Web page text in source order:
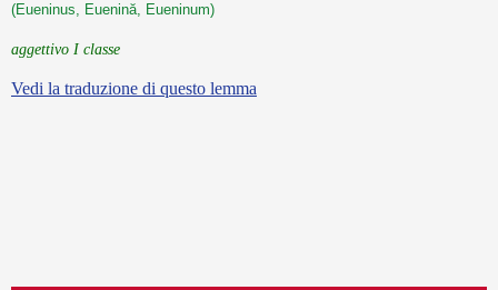
(Eueninus, Euenină, Eueninum)
aggettivo I classe
Vedi la traduzione di questo lemma